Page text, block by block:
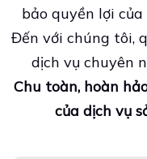
bảo quyền lợi
Đến với chúng tôi,
dịch vụ chuyên
Chu toàn, hoàn
của dịch vụ